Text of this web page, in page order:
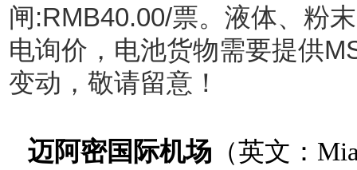
闸:RMB40.00/票。液体、粉
电询价，电池货物需要提供
变动，敬请留意！
迈阿密国际机场 （英文：